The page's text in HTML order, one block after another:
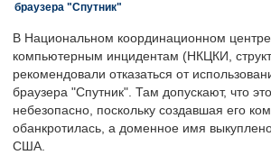
браузера "Спутник"
В Национальном координационном
компьютерным инцидентам (НКЦКИ,
рекомендовали отказаться от
браузера "Спутник". Там допускают, что
небезопасно, поскольку создавшая его
обанкротилась, а доменное имя
США.